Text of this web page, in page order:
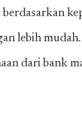
lebih mudah.
dari bank